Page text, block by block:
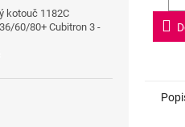
kotouč 1182C
60/80+ Cubitron 3 -